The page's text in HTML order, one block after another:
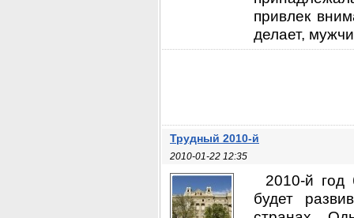
привлек
делает,
Трудный 2010-й
2010-01-22 12:35
2010-й год
будет